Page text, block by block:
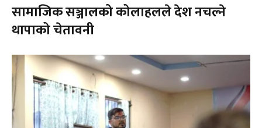
सामाजिक सञ्जालको कोलाहलले देश नचल्ने
थापाको चेतावनी